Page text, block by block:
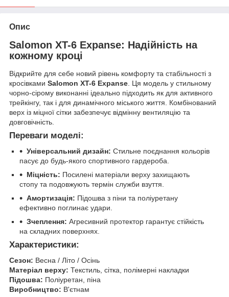
Опис
Salomon XT-6 Expanse: Надійність на
кожному кроці
Відкрийте для себе новий рівень комфорту та стабільності з
кросівками Salomon XT-6 Expanse. Ця модель у стильному
чорно-сірому виконанні ідеально підходить як для активного
трейкінгу, так і для динамічного міського життя. Комбінований
верх із міцної сітки забезпечує відмінну вентиляцію та
довговічність.
Переваги моделі:
Універсальний дизайн: Стильне поєднання кольорів
пасує до будь-якого спортивного гардероба.
Міцність: Посилені матеріали верху захищають
стопу та подовжують термін служби взуття.
Амортизація: Підошва з піни та поліуретану
ефективно поглинає удари.
Зчеплення: Агресивний протектор гарантує стійкість
на складних поверхнях.
Характеристики:
Сезон: Весна / Літо / Осінь
Матеріал верху: Текстиль, сітка, полімерні накладки
Підошва: Поліуретан, піна
Виробництво: В'єтнам